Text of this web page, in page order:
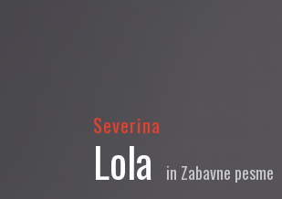
Severina
Lola in Zabavne pesme